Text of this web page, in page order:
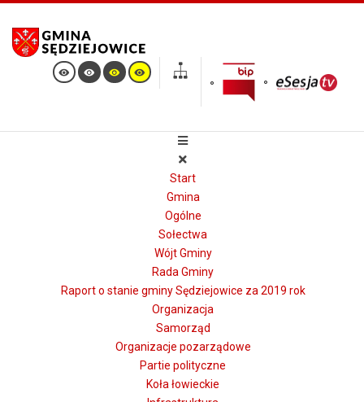
Start
Gmina
Ogólne
Sołectwa
Wójt Gminy
Rada Gminy
Raport o stanie gminy Sędziejowice za 2019 rok
Organizacja
Samorząd
Organizacje pozarządowe
Partie polityczne
Koła łowieckie